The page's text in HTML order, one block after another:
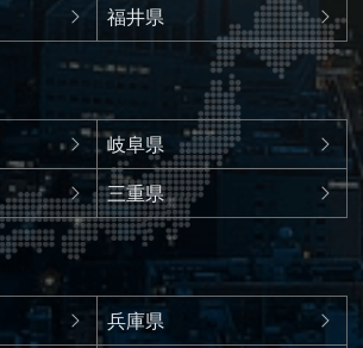
福井県
岐阜県
三重県
兵庫県